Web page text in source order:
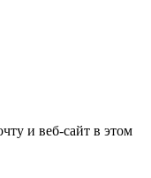
и веб-сайт в этом